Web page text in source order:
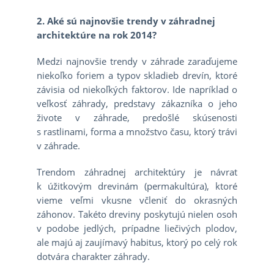
2. Aké sú najnovšie trendy v záhradnej
architektúre na rok 2014?
Medzi najnovšie trendy v záhrade zaraďujeme
niekoľko foriem a typov skladieb drevín, ktoré
závisia od niekoľkých faktorov. Ide napríklad o
veľkosť záhrady, predstavy zákazníka o jeho
živote v záhrade, predošlé skúsenosti
s rastlinami, forma a množstvo času, ktorý trávi
v záhrade.
Trendom záhradnej architektúry je návrat
k úžitkovým drevinám (permakultúra), ktoré
vieme veľmi vkusne včleniť do okrasných
záhonov. Takéto dreviny poskytujú nielen osoh
v podobe jedlých, prípadne liečivých plodov,
ale majú aj zaujímavý habitus, ktorý po celý rok
dotvára charakter záhrady.